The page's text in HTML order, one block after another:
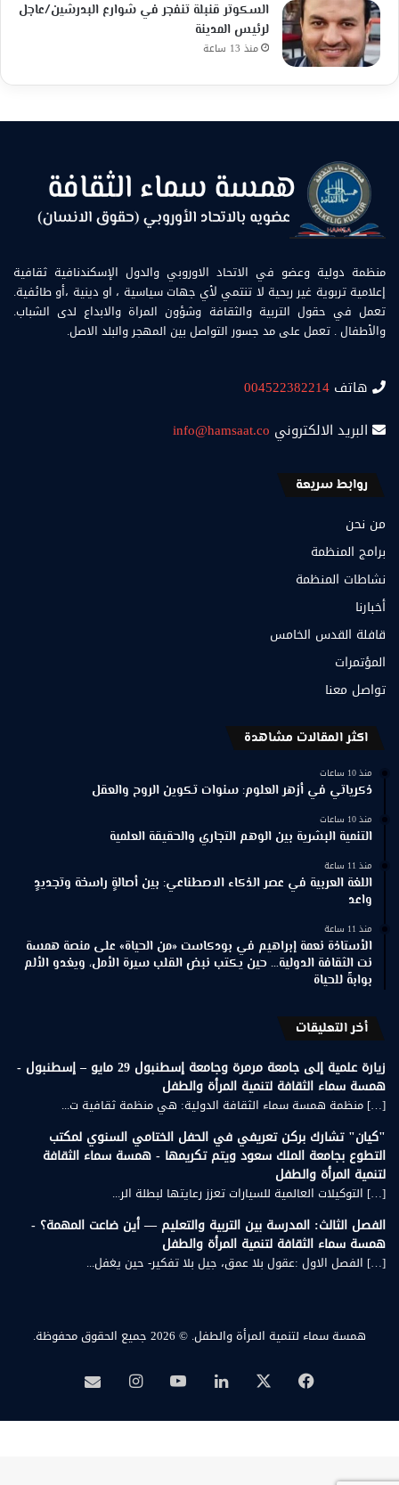
السكوتر قنبلة تنفجر في شوارع البدرشين/عاجل
لرئيس المدينة
منذ 13 ساعة
منظمة دولية وعضو في الاتحاد الاوروبي والدول الإسكندنافية ثقافية
إعلامية تربوية غير ربحية لا تنتمي لأي جهات سياسية ، او دينية ،أو طائفية.
تعمل في حقول التربية والثقافة وشؤون المراة والابداع لدى الشباب.
والأطفال . تعمل على مد جسور التواصل بين المهجر والبلد الاصل.
هاتف 004522382214
البريد الالكتروني info@hamsaat.co
روابط سريعة
من نحن
برامج المنظمة
نشاطات المنظمة
أخبارنا
قافلة القدس الخامس
المؤتمرات
تواصل معنا
اكثر المقالات مشاهدة
منذ 10 ساعات
ذكرياتي في أزهر العلوم: سنوات تكوين الروح والعقل
منذ 10 ساعات
التنمية البشرية بين الوهم التجاري والحقيقة العلمية
منذ 11 ساعة
اللغة العربية في عصر الذكاء الاصطناعي: بين أصالةٍ راسخة وتجديدٍ
واعد
منذ 11 ساعة
الأستاذة نعمة إبراهيم في بودكاست «من الحياة» على منصة همسة
نت الثقافة الدولية… حين يكتب نبض القلب سيرة الأمل، ويغدو الألم
بوابةً للحياة
أخر التعليقات
زيارة علمية إلى جامعة مرمرة وجامعة إسطنبول 29 مايو – إسطنبول -
همسة سماء الثقافة لتنمية المرأة والطفل
[…] منظمة همسة سماء الثقافة الدولية: هي منظمة ثقافية ت...
"كيان" تشارك بركن تعريفي في الحفل الختامي السنوي لمكتب
التطوع بجامعة الملك سعود ويتم تكريمها - همسة سماء الثقافة
لتنمية المرأة والطفل
[…] التوكيلات العالمية للسيارات تعزز رعايتها لبطلة الر...
الفصل الثالث: المدرسة بين التربية والتعليم — أين ضاعت المهمة؟ -
همسة سماء الثقافة لتنمية المرأة والطفل
[…] الفصل الاول :عقول بلا عمق، جيل بلا تفكير- حين يغفل...
همسة سماء لتنمية المرأة والطفل. © 2026 جميع الحقوق محفوظة.
فيسبوك لينكدإن‫YouTubeانستقرامبريد
همسة